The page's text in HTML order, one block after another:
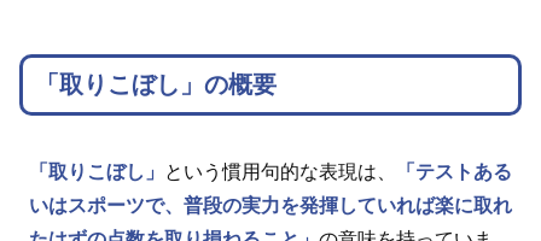
「取りこぼし」の概要
「取りこぼし」 という慣用句的な表現は、
「テストある
いはスポーツで、普段の実力を発揮していれば楽に取れ